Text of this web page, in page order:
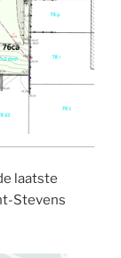
laatste
Stevens